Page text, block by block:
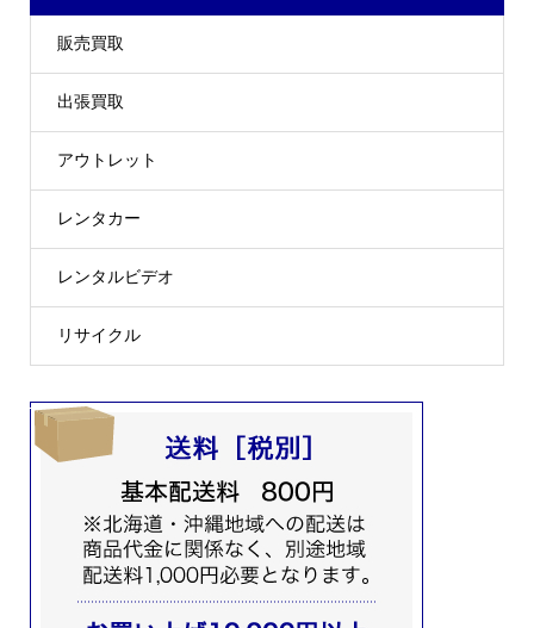
販売買取
出張買取
アウトレット
レンタカー
レンタルビデオ
リサイクル